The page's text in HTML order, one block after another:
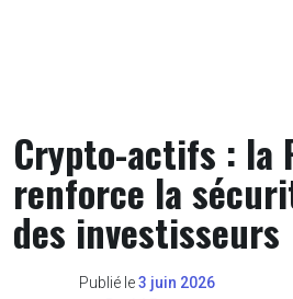
Crypto-actifs : la
renforce la
des investisseurs
Publié le3 juin 2026